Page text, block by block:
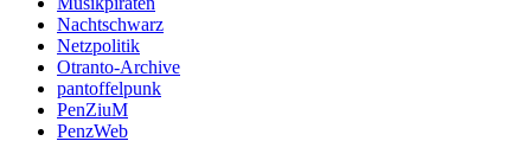
Nachtschwarz
Netzpolitik
Otranto-Archive
pantoffelpunk
PenZiuM
PenzWeb